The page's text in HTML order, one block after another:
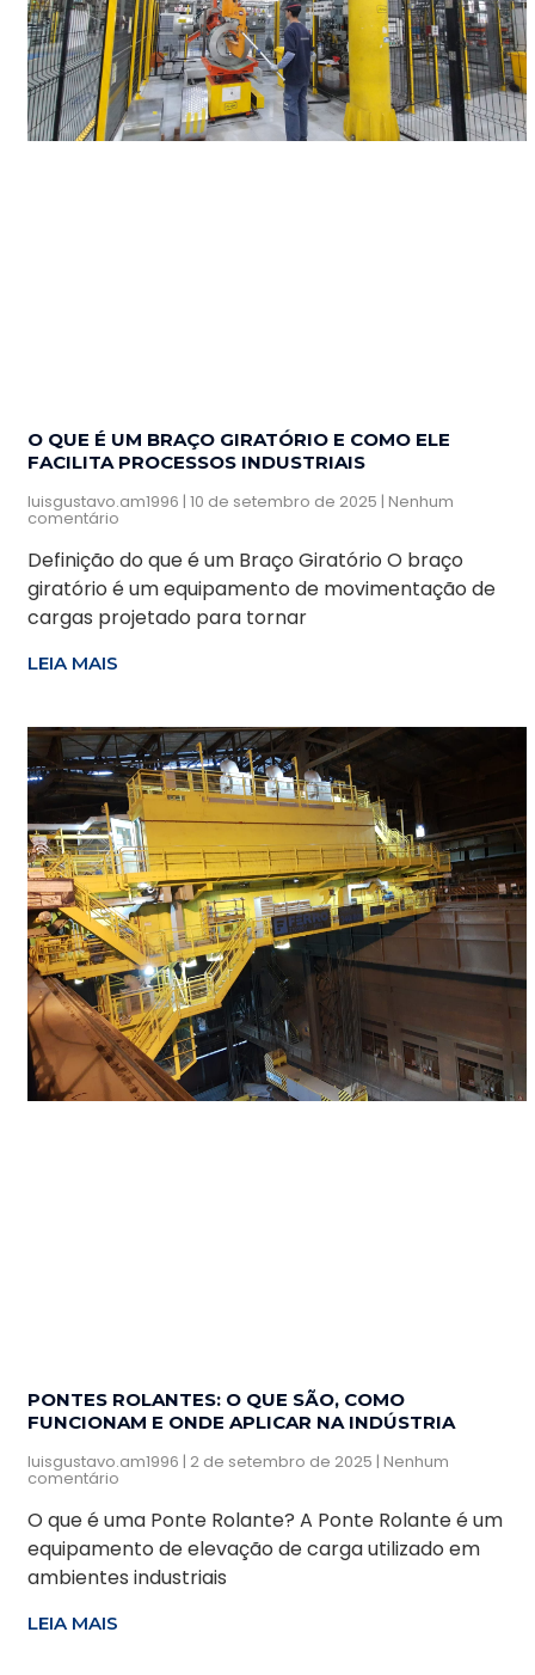
O QUE É UM BRAÇO GIRATÓRIO E COMO ELE
FACILITA PROCESSOS INDUSTRIAIS
luisgustavo.am1996 10 de setembro de 2025 Nenhum
comentário
Definição do que é um Braço Giratório O braço
giratório é um equipamento de movimentação de
cargas projetado para tornar
LEIA MAIS
PONTES ROLANTES: O QUE SÃO, COMO
FUNCIONAM E ONDE APLICAR NA INDÚSTRIA
luisgustavo.am1996 2 de setembro de 2025 Nenhum
comentário
O que é uma Ponte Rolante? A Ponte Rolante é um
equipamento de elevação de carga utilizado em
ambientes industriais
LEIA MAIS